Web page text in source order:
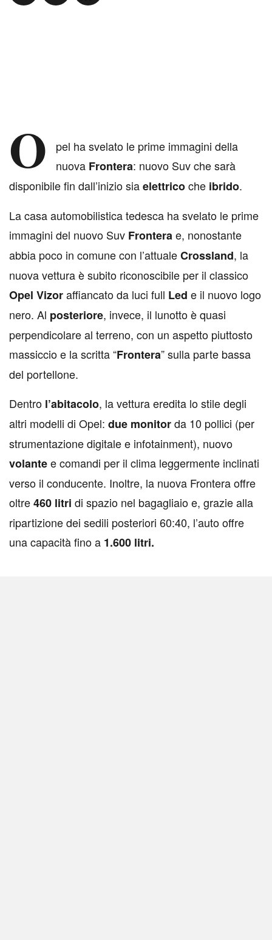
O
pel ha svelato le prime immagini della
nuova Frontera: nuovo Suv che sarà
disponibile fin dall’inizio siaelettricoche ibrido.
La casa automobilistica tedesca ha svelato le prime
immagini del nuovo Suv Fronterae, nonostante
abbia poco in comune con l’attualeCrossland, la
nuova vettura è subito riconoscibile per il classico
Opel Vizoraffiancato da luci full Led e il nuovo logo
nero. Al posteriore, invece, il lunotto è quasi
perpendicolare al terreno, con un aspetto piuttosto
massiccio e la scritta “Frontera” sulla parte bassa
del portellone.
Dentro l’abitacolo, la vettura eredita lo stile degli
altri modelli di Opel: due monitorda 10 pollici (per
strumentazione digitale e infotainment), nuovo
volantee comandi per il clima leggermente inclinati
verso il conducente. Inoltre, la nuova Frontera offre
oltre460 litri di spazio nel bagagliaio e, grazie alla
ripartizione dei sedili posteriori 60:40, l’auto offre
una capacità fino a 1.600 litri.